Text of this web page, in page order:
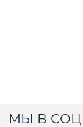
МЫ В СОЦ